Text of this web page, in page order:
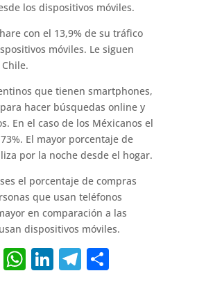
los dispositivos móviles.
con el 13,9% de su tráfico
móviles. Le siguen
que tienen smartphones,
hacer búsquedas online y
En el caso de los Méxicanos el
El mayor porcentaje de
por la noche desde el hogar.
el porcentaje de compras
que usan teléfonos
en comparación a las
dispositivos móviles.
W Li T C